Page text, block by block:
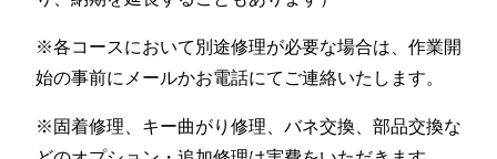
※各コースにおいて別途修理が必要な場合は、作業開
始の事前にメールかお電話にてご連絡いたします。
※固着修理、キー曲がり修理、バネ交換、部品交換な